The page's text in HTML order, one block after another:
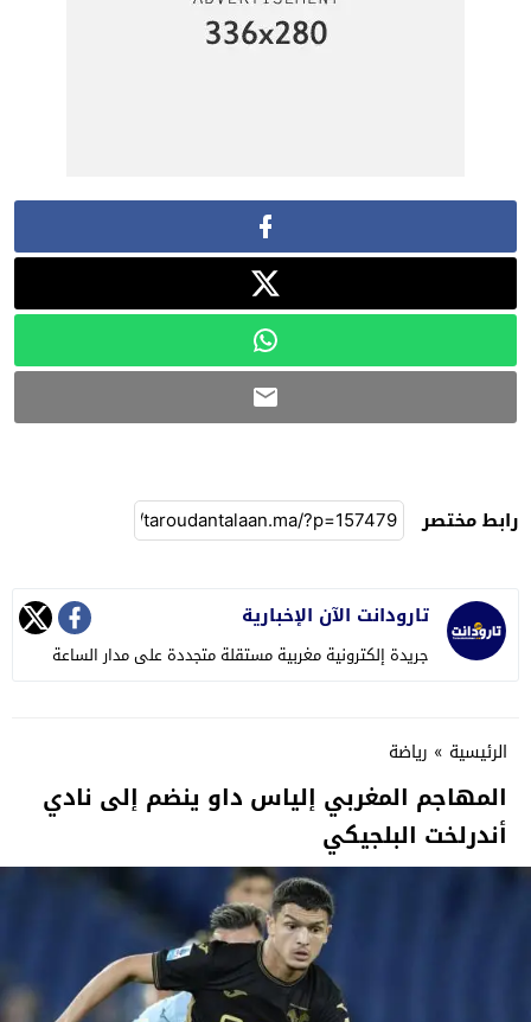
رابط مختصر
تارودانت الآن الإخبارية
جريدة إلكترونية مغربية مستقلة متجددة على مدار الساعة
الرئيسية » رياضة
المهاجم المغربي إلياس داو ينضم إلى نادي
أندرلخت البلجيكي